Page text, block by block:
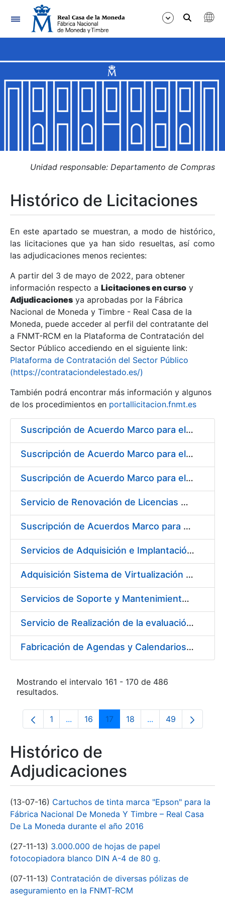
Navegación
Mostrar/Ocultar
Mostrar/Ocultar
Mostrar/Ocultar
Mostrar/Ocultar
Mostrar/Ocultar
Mostrar/Ocultar
Unidad responsable: Departamento de Compras
Histórico de Licitaciones
En este apartado se muestran, a modo de histórico,
las licitaciones que ya han sido resueltas, así como
las adjudicaciones menos recientes:
A partir del 3 de mayo de 2022, para obtener
información respecto a Licitaciones en curso y
Adjudicaciones ya aprobadas por la Fábrica
Nacional de Moneda y Timbre - Real Casa de la
Moneda, puede acceder al perfil del contratante del
a FNMT-RCM en la Plataforma de Contratación del
Sector Público accediendo en el siguiente link:
Plataforma de Contratación del Sector Público
(https://contrataciondelestado.es/)
También podrá encontrar más información y algunos
de los procedimientos en portallicitacion.fnmt.es
Suscripción de Acuerdo Marco para el Suministro de Material de Hierro para la Fábrica de Papel de Seguridad de la FNMT-RCM en Burgos
Suscripción de Acuerdo Marco para el Suministro de Material de Neumática para la Fábrica de Papel de Seguridad de la FNMT-RCM en Burgos
Suscripción de Acuerdo Marco para el Suministro de Material de Acero Inoxidable para la Fábrica de Papel de Seguridad de la FNMT-RCM en Burgos
Servicio de Renovación de Licencias Adobe
Suscripción de Acuerdos Marco para el Suministro de Equipos de Protección Individual (EPI’s)
Servicios de Adquisición e Implantación de un Sistema de Gestión Corporativa e Integrada de la Prevención de Riesgos Laborales
Adquisición Sistema de Virtualización VMWARE CERES
Servicios de Soporte y Mantenimiento de Licencias de Software y Help Desk de la Infraestructura de la Fábrica Nacional de Moneda y Timbre-Real Casa de la Moneda
Servicio de Realización de la evaluación de Riesgos Psicosociales y de salud laboral en los puestos de trabajo de la FNMT-RCM
Fabricación de Agendas y Calendarios para FNMT-RCM
Mostrando el intervalo 161 - 170 de 486
resultados.
Página
1 ...Páginas intermedias Use TAB para
Página
16 Página
17 Página
18 ...PáginasPágina
49
Histórico de
Adjudicaciones
(13-07-16) Cartuchos de tinta marca "Epson" para la
Fábrica Nacional De Moneda Y Timbre – Real Casa
De La Moneda durante el año 2016
(27-11-13) 3.000.000 de hojas de papel
fotocopiadora blanco DIN A-4 de 80 g.
(07-11-13) Contratación de diversas pólizas de
aseguramiento en la FNMT-RCM